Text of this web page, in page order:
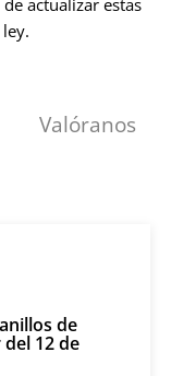
actualizar estas
Valóranos
de
12 de